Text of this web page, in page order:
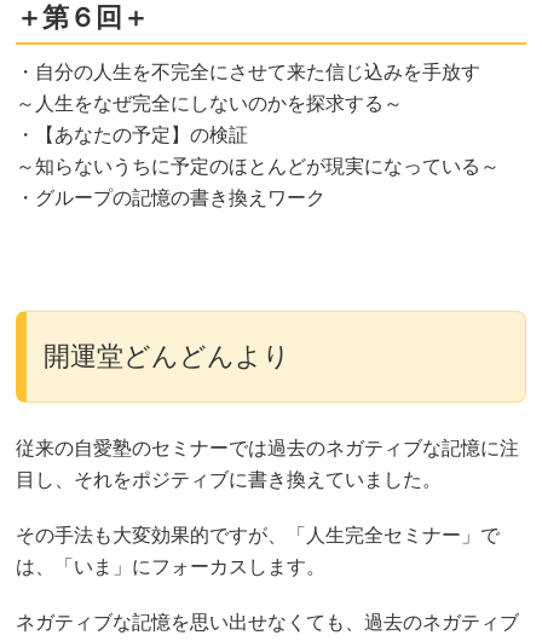
＋第６回＋
・自分の人生を不完全にさせて来た信じ込みを手放す
～人生をなぜ完全にしないのかを探求する～
・【あなたの予定】の検証
～知らないうちに予定のほとんどが現実になっている～
・グループの記憶の書き換えワーク
開運堂どんどんより
従来の自愛塾のセミナーでは過去のネガティブな記憶に注
目し、それをポジティブに書き換えていました。
その手法も大変効果的ですが、「人生完全セミナー」で
は、「いま」にフォーカスします。
ネガティブな記憶を思い出せなくても、過去のネガティブ